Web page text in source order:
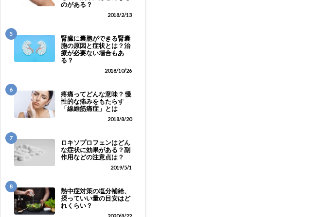
のがある？
2018/2/13
5
腎臓に囊胞ができる腎囊
胞の原因と症状とは？治
療が必要ない場合もあ
る？
2018/10/26
6
疼痛ってどんな意味？ 慢
性的な痛みをもたらす
「線維筋痛症」とは
2018/8/20
7
ロキソプロフェンはどん
な症状に効果がある？副
作用などの注意点は？
2019/5/1
8
熱中症対策の塩分補給、
摂っていい量の目安はど
れくらい？
2020/8/22